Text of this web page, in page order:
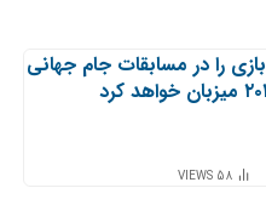
کانادا ۱۳ بازی را در مسابقات جام جهانی
58
VIEWS